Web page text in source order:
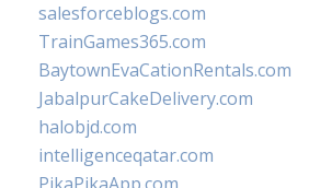
salesforceblogs.com
TrainGames365.com
BaytownEvaCationRentals.com
JabalpurCakeDelivery.com
halobjd.com
intelligenceqatar.com